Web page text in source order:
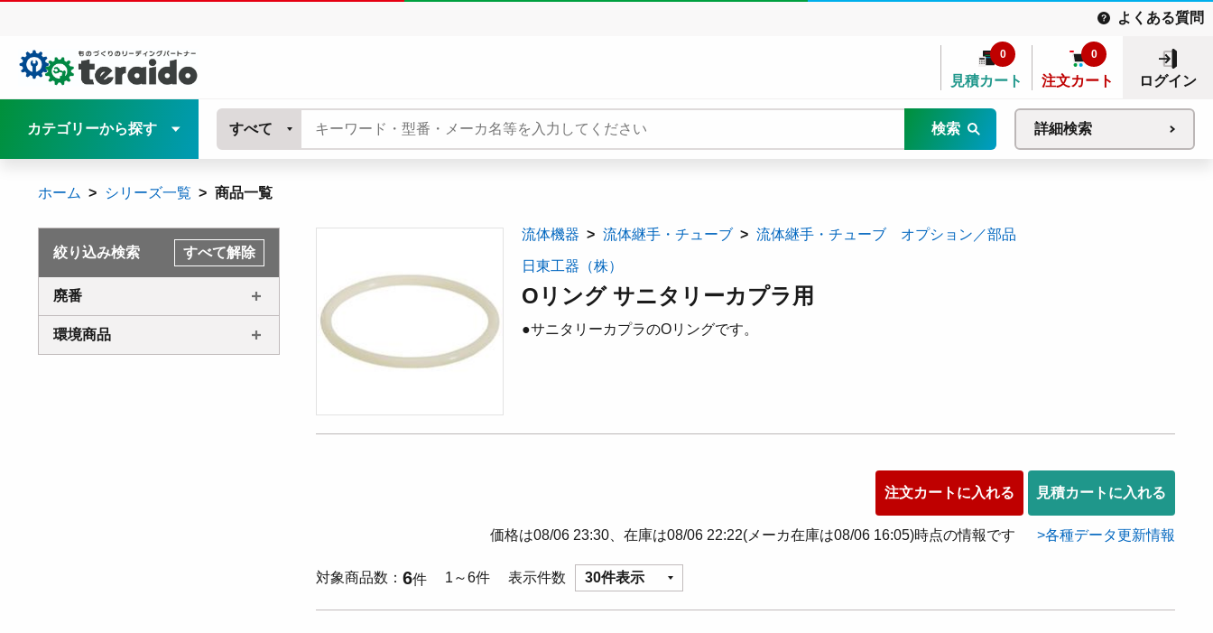
よくある質問
見積カート
0
注文カート
0
ログイン
カテゴリーから探す すべて 検索 詳細検索
ホーム シリーズ一覧 商品一覧
絞り込み検索 すべて解除
廃番
環境商品
流体機器 流体継手・チューブ 流体継手・チューブ オプション／部品
日東工器（株）
Oリング サニタリーカプラ用
●サニタリーカプラのOリングです。
注文カートに入れる 見積カートに入れる
価格は08/06 23:30、在庫は08/06 22:22(メーカ在庫は08/06 16:05)時点の情報です 各種データ更新情報
対象商品数 6件 1～6件 表示件数 30件表示